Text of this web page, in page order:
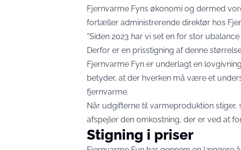
Fjernvarme Fyns økonomi og dermed
fortæller administrerende direktør hos
”Siden 2023 har vi set en for stor
Derfor er en prisstigning af denne
Fjernvarme Fyn er underlagt en
betyder, at der hverken må være et
fjernvarme.
Når udgifterne til varmeproduktion
afspejler den omkostning, der er ved at
Stigning i priser